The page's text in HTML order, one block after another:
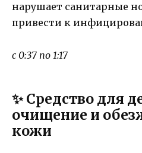
нарушает санитарные
привести к
с 0:37 по 1:17
✨ Средство для
очищение и
кожи